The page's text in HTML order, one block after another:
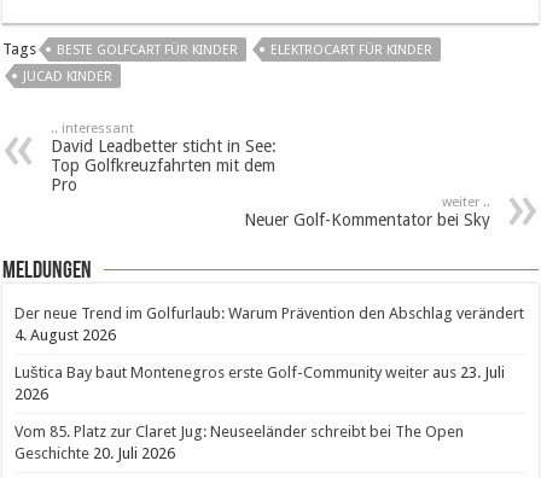
Tags BESTE GOLFCART FÜR KINDER
ELEKTROCART FÜR KINDER
JUCAD KINDER
.. interessant
David Leadbetter sticht in See:
Top Golfkreuzfahrten mit dem
Pro
weiter ..
Neuer Golf-Kommentator bei Sky
Meldungen
Der neue Trend im Golfurlaub: Warum Prävention den Abschlag verändert
4. August 2026
Luštica Bay baut Montenegros erste Golf-Community weiter aus 23. Juli
2026
Vom 85. Platz zur Claret Jug: Neuseeländer schreibt bei The Open
Geschichte 20. Juli 2026